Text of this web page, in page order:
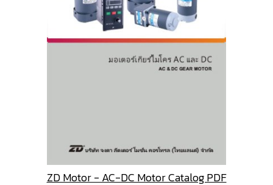
ZD Motor - AC-DC Motor Catalog PDF